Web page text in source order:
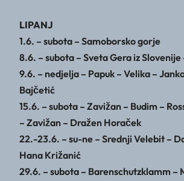
LIPANJ
1.6. – subota – Samoborsko gorje
8.6. – subota – Sveta Gera iz
9.6. – nedjelja – Papuk – Velika –
Bajčetić
15.6. – subota – Zavižan – Budim –
– Zavižan – Dražen Horaček
22.-23.6. – su-ne – Srednji Velebit –
Hana Križanić
29.6. – subota – Barenschutzklamm –